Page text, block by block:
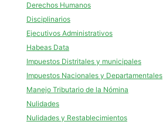
Derechos Humanos
Disciplinarios
Ejecutivos Administrativos
Habeas Data
Impuestos Distritales y municipales
Impuestos Nacionales y Departamentales
Manejo Tributario de la Nómina
Nulidades
Nulidades y Restablecimientos